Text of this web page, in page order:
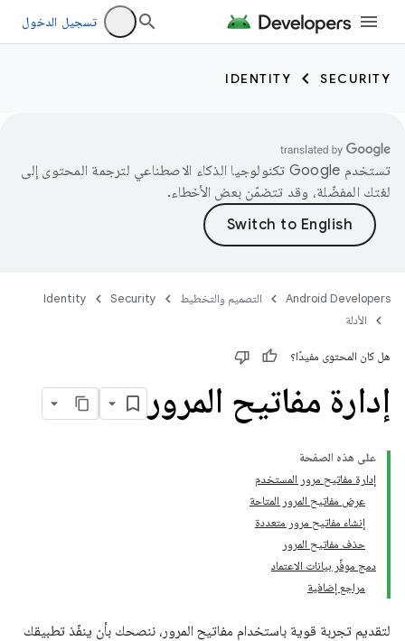
تسجيل الدخول
SECURITY
IDENTITY
تستخدم Google تكنولوجيا الذكاء الاصطناعي لترجمة المحتوى إلى
لغتك المفضّلة، وقد تتضمّن بعض الأخطاء.
Android Developers التصميم والتخطيط Security
Identity
الأدلة
هل كان المحتوى مفيدًا؟
إدارة مفاتيح المرور
على هذه الصفحة
إدارة مفاتيح مرور المستخدم
عرض مفاتيح المرور المتاحة
إنشاء مفاتيح مرور متعددة
حذف مفاتيح المرور
دمج موفِّر بيانات الاعتماد
مراجع إضافية
لتقديم تجربة قوية باستخدام مفاتيح المرور، ننصحك بأن ينفّذ تطبيقك